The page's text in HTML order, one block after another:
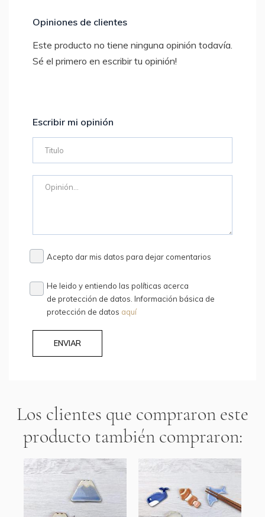
Opiniones de clientes
Este producto no tiene ninguna opinión todavía.
Sé el primero en escribir tu opinión!
Escribir mi opinión
Acepto dar mis datos para dejar comentarios
He leido y entiendo las políticas acerca
de protección de datos. Información básica de
protección de datos aquí
ENVIAR
Los clientes que compraron este
producto también compraron: